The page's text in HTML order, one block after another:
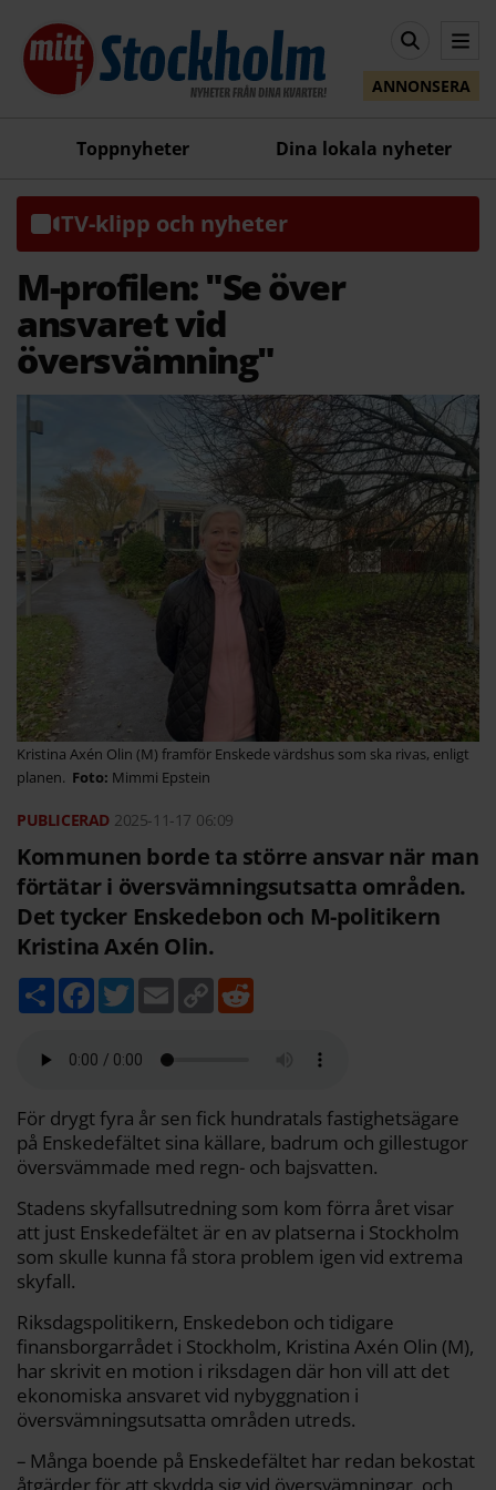
ANNONSERA
Toppnyheter Dina lokala nyheter
TV-klipp och nyheter
M-profilen: "Se över
ansvaret vid
översvämning"
Kristina Axén Olin (M) framför Enskede värdshus som ska rivas, enligt
planen.
Mimmi Epstein
2025-11-17 06:09
Kommunen borde ta större ansvar när man
förtätar i översvämningsutsatta områden.
Det tycker Enskedebon och M-politikern
Kristina Axén Olin.
D
e
F
b
k
T
w
t
E
m
C
o
k
För drygt fyra år sen fick hundratals fastighetsägare
på Enskedefältet sina källare­, badrum och gillestugor
översvämmade med regn- och bajsvatten.
Stadens skyfallsutredning som kom förra året visar
att just Enskedefältet är en av platserna i Stockholm
som skulle kunna få stora problem igen vid extrema
skyfall.
Riksdagspolitikern, Enskedebon och tidigare
finansborgarrådet i Stockholm, Kristina Axén Olin (M),
har skrivit en motion i riksdagen där hon vill att det
ekonomiska ansvaret vid nybyggnation i
översvämningsutsatta områden utreds.
– Många boende på Enskedefältet har redan bekostat